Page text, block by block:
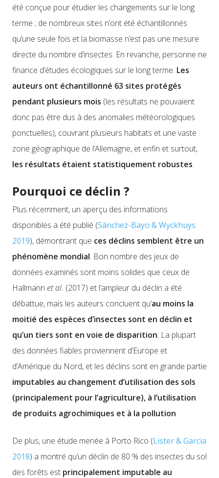
été conçue pour étudier les changements sur le long
terme ; de nombreux sites n’ont été échantillonnés
qu’une seule fois et la biomasse n’est pas une mesure
directe du nombre d’insectes. En revanche, personne ne
finance d’études écologiques sur le long terme. Les
auteurs ont échantillonné 63 sites protégés
pendant plusieurs mois (les résultats ne pouvaient
donc pas être dus à des anomalies météorologiques
ponctuelles), couvrant plusieurs habitats et une vaste
zone géographique de l’Allemagne, et enfin et surtout,
les résultats étaient statistiquement robustes.
Pourquoi ce déclin ?
Plus récemment, un aperçu des informations
disponibles a été publié (Sánchez-Bayo & Wyckhuys
2019), démontrant que ces déclins semblent être un
phénomène mondial. Bon nombre des jeux de
données examinés sont moins solides que ceux de
Hallmann et al. (2017) et l’ampleur du déclin a été
débattue, mais les auteurs concluent qu’au moins la
moitié des espèces d’insectes sont en déclin et
qu’un tiers sont en voie de disparition. La plupart
des données fiables proviennent d’Europe et
d’Amérique du Nord, et les déclins sont en grande partie
imputables au changement d’utilisation des sols
(principalement pour l’agriculture), à ​​l’utilisation
de produits agrochimiques et à la pollution.
De plus, une étude menée à Porto Rico (Lister & Garcia
2018) a montré qu’un déclin de 80 % des insectes du sol
des forêts est principalement imputable au